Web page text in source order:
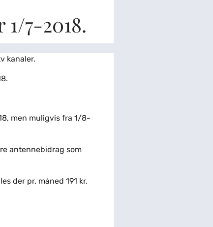
7-2018.
kanaler.
men muligvis fra 1/8-
antennebidrag som
der pr. måned 191 kr.